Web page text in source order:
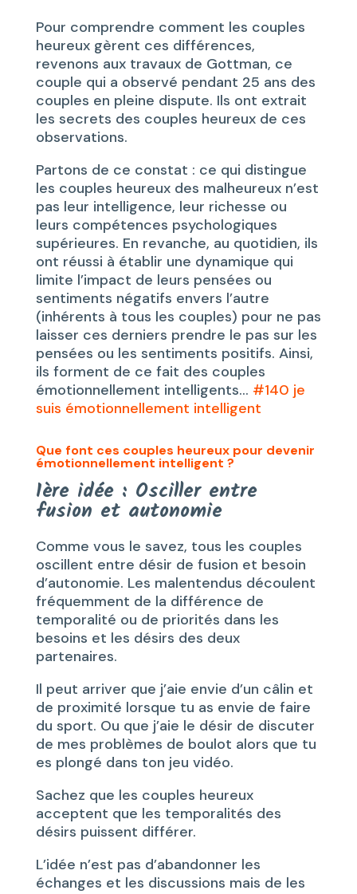
Pour comprendre comment les couples
heureux gèrent ces différences,
revenons aux travaux de Gottman, ce
couple qui a observé pendant 25 ans des
couples en pleine dispute. Ils ont extrait
les secrets des couples heureux de ces
observations.
Partons de ce constat : ce qui distingue
les couples heureux des malheureux n’est
pas leur intelligence, leur richesse ou
leurs compétences psychologiques
supérieures. En revanche, au quotidien, ils
ont réussi à établir une dynamique qui
limite l’impact de leurs pensées ou
sentiments négatifs envers l’autre
(inhérents à tous les couples) pour ne pas
laisser ces derniers prendre le pas sur les
pensées ou les sentiments positifs. Ainsi,
ils forment de ce fait des couples
émotionnellement intelligents… #140 je
suis émotionnellement intelligent
Que font ces couples heureux pour devenir
émotionnellement intelligent ?
1ère idée : Osciller entre
fusion et autonomie
Comme vous le savez, tous les couples
oscillent entre désir de fusion et besoin
d’autonomie. Les malentendus découlent
fréquemment de la différence de
temporalité ou de priorités dans les
besoins et les désirs des deux
partenaires.
Il peut arriver que j’aie envie d’un câlin et
de proximité lorsque tu as envie de faire
du sport. Ou que j’aie le désir de discuter
de mes problèmes de boulot alors que tu
es plongé dans ton jeu vidéo.
Sachez que les couples heureux
acceptent que les temporalités des
désirs puissent différer.
L’idée n’est pas d’abandonner les
échanges et les discussions mais de les